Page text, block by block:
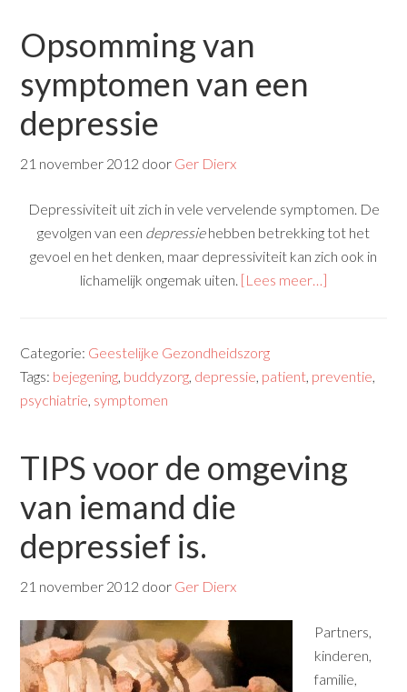
Opsomming van
symptomen van een
depressie
21 november 2012 door Ger Dierx
Depressiviteit uit zich in vele vervelende symptomen. De
gevolgen van een depressiehebben betrekking tot het
gevoel en het denken, maar depressiviteit kan zich ook in
lichamelijk ongemak uiten. [Lees meer…]
Categorie: Geestelijke Gezondheidszorg
Tags: bejegening, buddyzorg, depressie, patient, preventie,
psychiatrie, symptomen
TIPS voor de omgeving
van iemand die
depressief is.
21 november 2012 door Ger Dierx
Partners,
kinderen,
familie,